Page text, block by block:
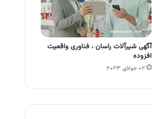
آگهی شیرآلات راسان ، فناوری واقعیت
افزوده
۰۲ جولای ۲۰۲۳